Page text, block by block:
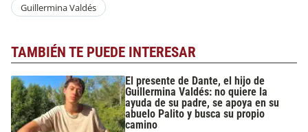
Guillermina Valdés
TAMBIÉN TE PUEDE INTERESAR
El presente de Dante, el hijo de
Guillermina Valdés: no quiere la
ayuda de su padre, se apoya en su
abuelo Palito y busca su propio
camino